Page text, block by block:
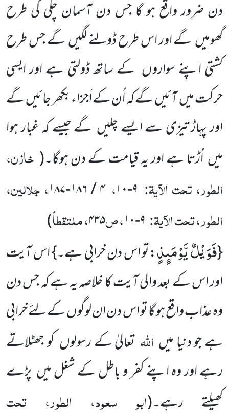
دن ضرور واقع ہو گا جس دن آسمان چکی کی طرح
گھومیں گے اور اس طرح ڈولنے لگیں گے جس طرح
کشتی اپنے سواروں کے ساتھ ڈولتی ہے اور ایسی
حرکت میں آئیں گے کہ اُن کے اَجزاء بکھر جائیں گے
اور پہاڑ تیزی سے ایسے چلیں گے جیسے کہ غبار ہوا
میں اُڑتا ہے اور یہ قیامت کے دن ہوگا۔( خازن،
الطور، تحت الآیۃ: ۹-۱۰ ، ۴ / ۱۸۶-۱۸۷
، جلالین،
الطور، تحت الآیۃ: ۹-۱۰ ، ص۴۳۵، ملتقطاً)
{فَوَیْلٌ یَّوْمَىٕذٍ:تو اس دن خرابی ہے۔} اس آیت
اور اس کے بعد والی آیت کا خلاصہ یہ ہے کہ جس دن
وہ عذاب واقع ہو گا تو اس دن ان لوگوں کے لئے خرابی
ہے جو دنیا میں اللہ تعالیٰ کے رسولوں کو جھٹلاتے
رہے اور وہ اپنے کفر و باطل کے شغل میں پڑے
کھیلتے رہے۔(ابو سعود، الطور، تحت